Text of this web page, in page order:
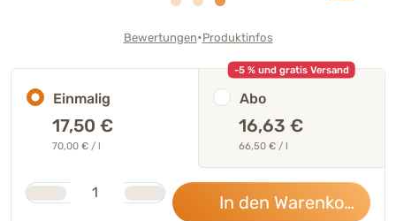
Bewertungen•Produktinfos
Einmalig
17,50 €
70,00 € / l
-5 % und gratis Versand
Abo
16,63 €
66,50 € / l
Anzahl
In den Warenkorb